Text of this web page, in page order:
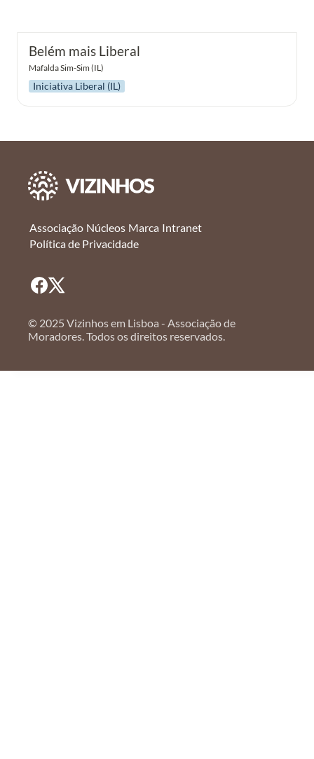
Belém mais Liberal
Mafalda Sim-Sim (IL)
Iniciativa Liberal (IL)
Associação Núcleos Marca Intranet
Política de Privacidade
© 2025 Vizinhos em Lisboa - Associação de
Moradores. Todos os direitos reservados.